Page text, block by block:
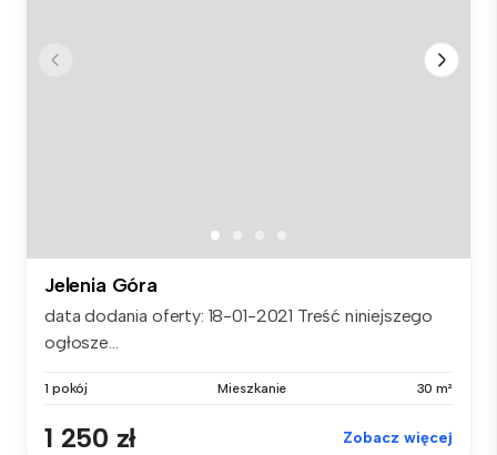
Jelenia Góra
data dodania oferty: 18-01-2021 Treść niniejszego
ogłosze...
1 pokój Mieszkanie 30 m²
1 250 zł Zobacz więcej